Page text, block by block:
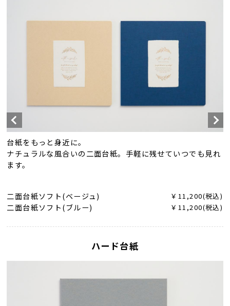
台紙をもっと身近に。
ナチュラルな風合いの二面台紙。手軽に残せていつでも見れ
ます。
二面台紙ソフト(ベージュ) ￥11,200(税込)
二面台紙ソフト(ブルー) ￥11,200(税込)
ハード台紙